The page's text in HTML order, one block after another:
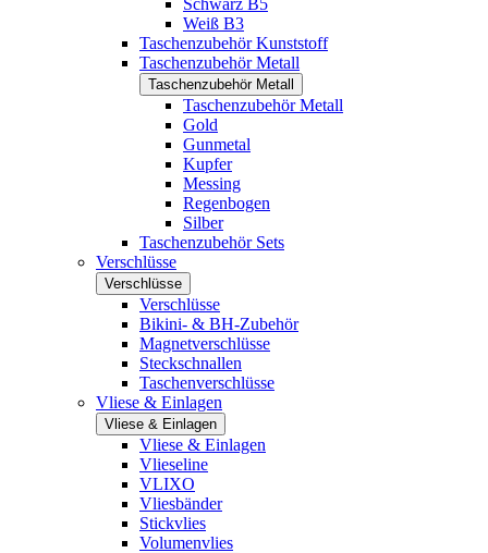
Schwarz B5
Weiß B3
Taschenzubehör Kunststoff
Taschenzubehör Metall
Taschenzubehör Metall
Taschenzubehör Metall
Gold
Gunmetal
Kupfer
Messing
Regenbogen
Silber
Taschenzubehör Sets
Verschlüsse
Verschlüsse
Verschlüsse
Bikini- & BH-Zubehör
Magnetverschlüsse
Steckschnallen
Taschenverschlüsse
Vliese & Einlagen
Vliese & Einlagen
Vliese & Einlagen
Vlieseline
VLIXO
Vliesbänder
Stickvlies
Volumenvlies